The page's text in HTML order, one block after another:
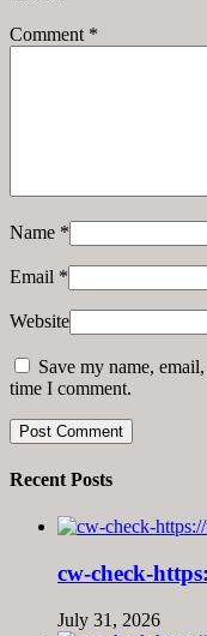
Comment *
Name *
Email *
Website
Save my name,
time I comment.
Recent Posts
cw-check-
July 31, 2026